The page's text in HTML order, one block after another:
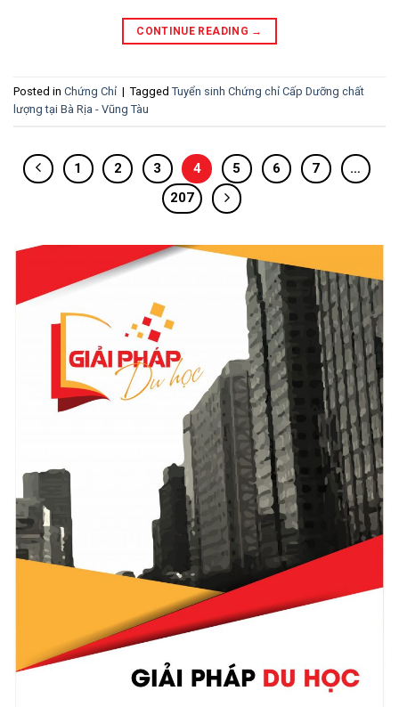
CONTINUE READING →
Posted in Chứng Chỉ | Tagged Tuyển sinh Chứng chỉ Cấp Dưỡng chất
lượng tại Bà Rịa - Vũng Tàu
1 2 3 4 5 6 7
…
207